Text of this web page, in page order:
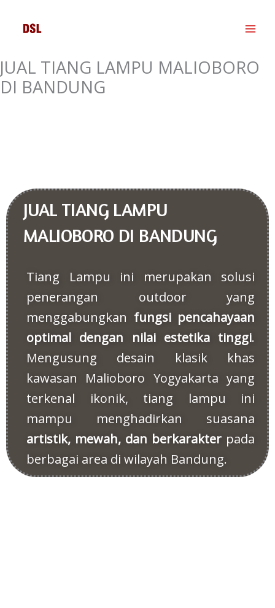
JUAL TIANG LAMPU MALIOBORO
DI BANDUNG
JUAL TIANG LAMPU
MALIOBORO DI BANDUNG
Tiang Lampu ini merupakan solusi
penerangan outdoor yang
menggabungkan fungsi pencahayaan
optimal dengan nilai estetika tinggi.
Mengusung desain klasik khas
kawasan Malioboro Yogyakarta yang
terkenal ikonik, tiang lampu ini
mampu menghadirkan suasana
artistik, mewah, dan berkarakter pada
berbagai area di wilayah Bandung.